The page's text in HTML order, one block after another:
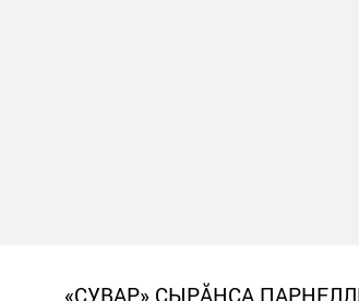
«СУВАР» ÇЫРĂНСА